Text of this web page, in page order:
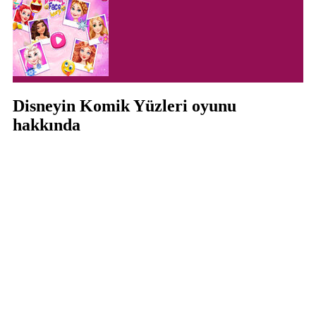
Disneyin Komik Yüzleri oyunu
hakkında